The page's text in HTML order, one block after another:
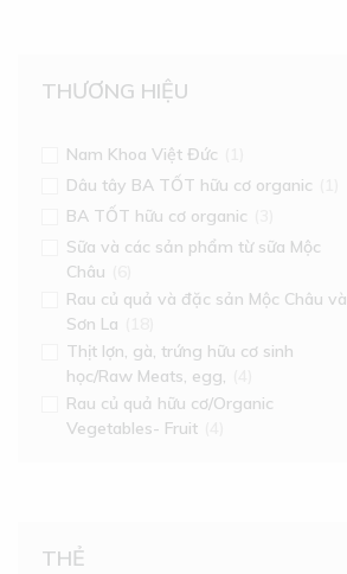
THƯƠNG HIỆU
Nam Khoa Việt Đức
Dâu tây BA TỐT hữu cơ organic
BA TỐT hữu cơ organic
Sữa và các sản phẩm từ sữa Mộc
Châu
Rau củ quả và đặc sản Mộc Châu và
Sơn La
Thịt lợn, gà, trứng hữu cơ sinh
học/Raw Meats, egg,
Rau củ quả hữu cơ/Organic
Vegetables- Fruit
THẺ